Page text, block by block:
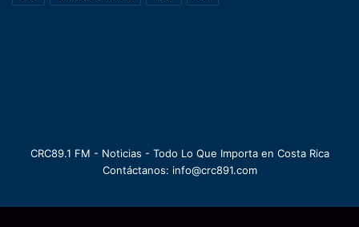
CRC89.1 FM - Noticias - Todo Lo Que Importa en Costa Rica
Contáctanos: info@crc891.com